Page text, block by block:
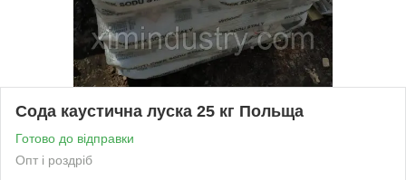
Сода каустична луска 25 кг Польща
Готово до відправки
Опт і роздріб